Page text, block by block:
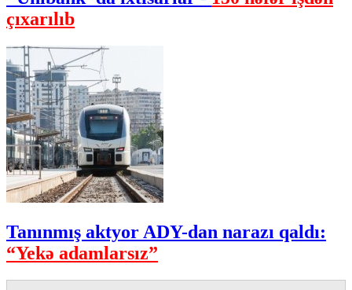
çıxarılıb
Tanınmış aktyor ADY-dan narazı qaldı:
“Yekə adamlarsız”